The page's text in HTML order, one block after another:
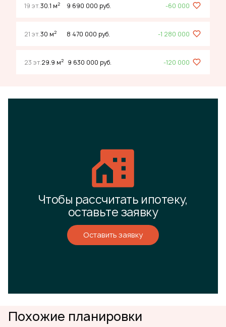
19 эт.30.1 м2 9 690 000 руб. -60 000
21 эт.30 м2 8 470 000 руб. -1 280 000
23 эт.29.9 м2 9 630 000 руб. -120 000
Чтобы рассчитать ипотеку,
оставьте заявку
Оставить заявку
Похожие планировки